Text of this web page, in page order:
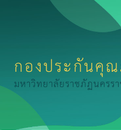
กองประกันคุ
มหาวิทยาลัยราชภัฏนครร